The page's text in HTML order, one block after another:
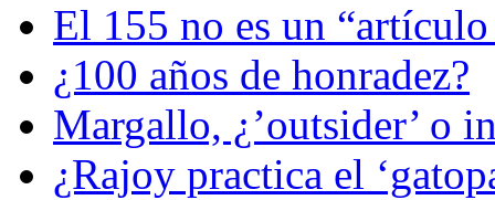
El 155 no es un
¿100 años de honradez?
Margallo, ¿’outsider’ o
¿Rajoy practica el